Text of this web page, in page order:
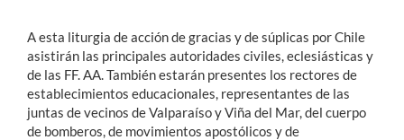
A esta liturgia de acción de gracias y de súplicas por Chile
asistirán las principales autoridades civiles, eclesiásticas y
de las FF. AA. También estarán presentes los rectores de
establecimientos educacionales, representantes de las
juntas de vecinos de Valparaíso y Viña del Mar, del cuerpo
de bomberos, de movimientos apostólicos y de